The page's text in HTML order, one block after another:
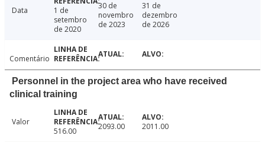
Data
1 de
setembro
de 2020
30 de
novembro
de 2023
31 de
dezembro
de 2026
Comentário
Personnel in the project area who have received
clinical training
Valor
516.00
2093.00 2011.00